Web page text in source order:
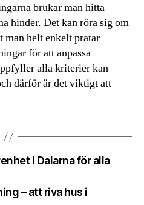
brukar man hitta
hinder. Det kan röra sig om
man helt enkelt pratar
för att anpassa
alla kriterier kan
därför är det viktigt att
i Dalarna för alla
– att riva hus i